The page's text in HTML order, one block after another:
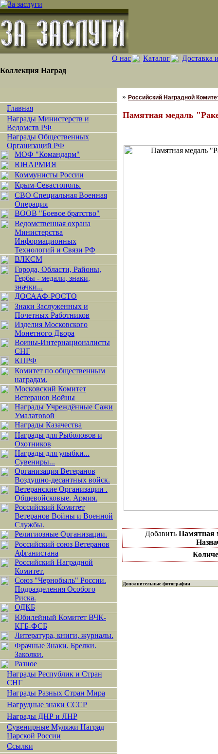
Коллекция Наград
О нас Каталог Доставка
Главная
Награды Министерств и
Ведомств РФ
Награды Общественных
Организаций РФ
МОФ "Командарм"
ЮНАРМИЯ
Коммунисты России
Крым-Севастополь.
СВО Специальная Военная
Операция
ВООВ "Боевое братство"
Ведомственная охрана
Министерства
Информационных
Технологий и Связи РФ
ВЛКСМ
Города, Области, Районы,
Гербы - медали, знаки,
значки...
ДОСААФ-РОСТО
Знаки Заслуженных и
Почетных Работников
Изделия Московского
Монетного Двора
Воины-Интернационалисты
СНГ
КПРФ
Комитет по общественным
наградам.
Московский Комитет
Ветеранов Войны
Награды Учреждённые Сажи
Умалатовой
Награды Казачества
Награды для Рыболовов и
Охотников
Награды для улыбки...
Сувениры...
Организация Ветеранов
Воздушно-десантных войск.
Ветеранские Организации .
Общевойсковые. Армия.
Российский Комитет
Ветеранов Войны и Военной
Службы.
Религиозные Организации.
Российский союз Ветеранов
Афганистана
Российский Наградной
Комитет.
Союз "Чернобыль" России.
Подразделения Особого
Риска.
ОДКБ
Юбилейный Комитет ВЧК-
КГБ-ФСБ
Литература, книги, журналы.
Фрачные Знаки. Брелки.
Заколки.
Разное
Награды Республик и Стран
СНГ
Награды Разных Стран Мира
Нагрудные знаки СССР
Награды ДНР и ЛНР
Сувенирные Муляжи Наград
Царской России
Ссылки
» Российский Наградной
Памятная медаль
Добавить Памятная
Дополнительные фотографии